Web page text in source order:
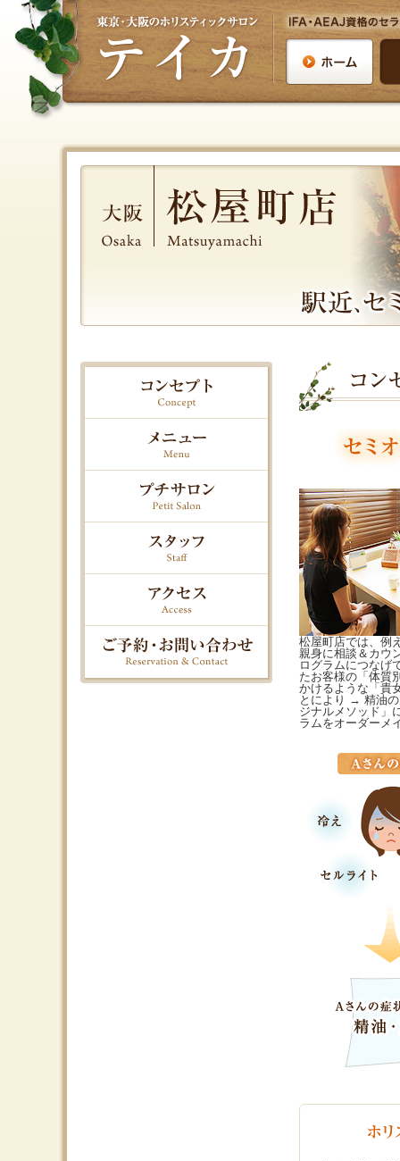
松屋町店では、例
親身に相談＆カウ
ログラムにつなげ
たお客様の「体質
かけるような「貴
とにより → 精油
ジナルメソッド」
ラムをオーダーメ